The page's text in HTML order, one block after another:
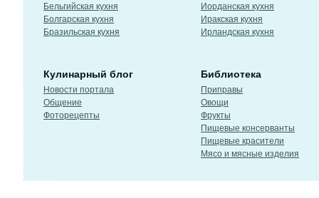
Бельгийская кухня
Болгарская кухня
Бразильская кухня
Иорданская кухня
Иракская кухня
Ирландская кухня
Кулинарный блог
Новости портала
Общение
Фоторецепты
Библиотека
Приправы
Овощи
Фрукты
Пищевые консерванты
Пищевые красители
Мясо и мясные изделия